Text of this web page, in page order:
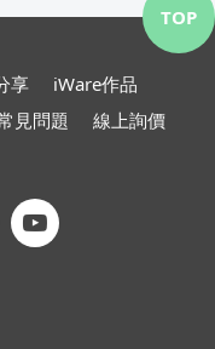
享
iWare作品
見問題
線上詢價
TOP